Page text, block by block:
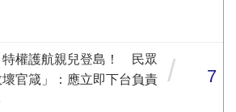
特權護航親兒登島！ 民眾
官箴」：應立即下台負責
/ 7